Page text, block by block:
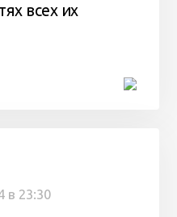
всех их
в 23:30